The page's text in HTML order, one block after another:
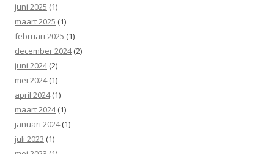
juni 2025 (1)
maart 2025 (1)
februari 2025 (1)
december 2024(2)
juni 2024(2)
mei 2024(1)
april 2024(1)
maart 2024(1)
januari 2024(1)
juli 2023 (1)